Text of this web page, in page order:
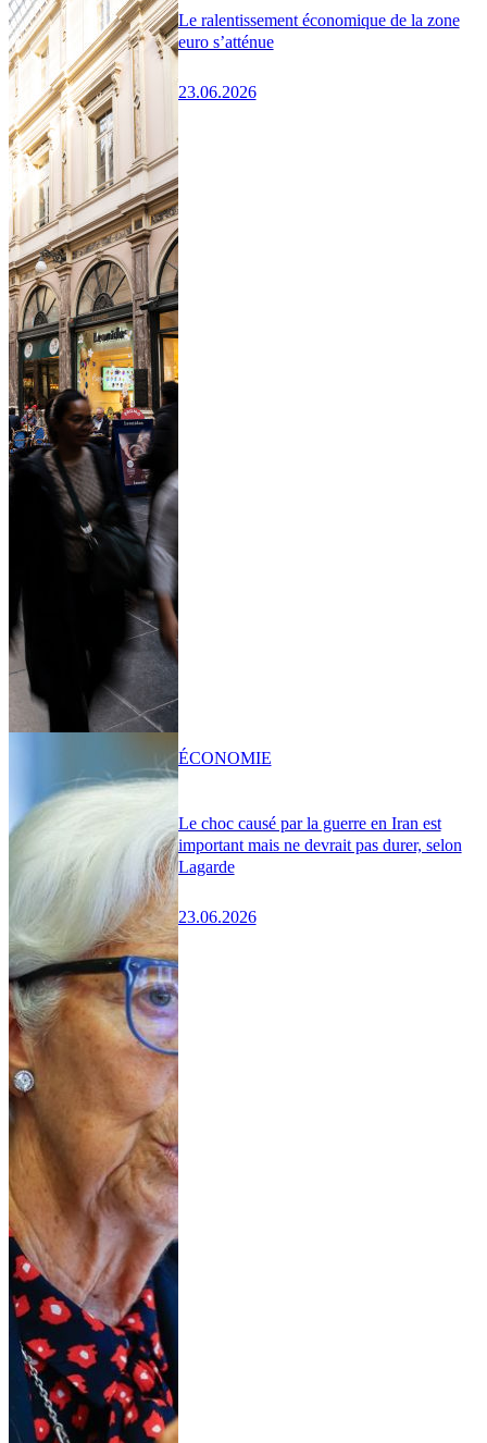
Le ralentissement économique de la zone
euro s’atténue
23.06.2026
Le choc causé par la guerre en Iran est
important mais ne devrait pas durer, selon
Lagarde
23.06.2026
ÉCONOMIE